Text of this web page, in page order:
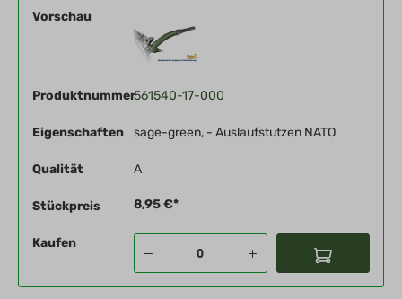
Vorschau
Produktnummer561540-17-000
Eigenschaften sage-green, - Auslaufstutzen NATO
Qualität A
Stückpreis 8,95 €*
Kaufen